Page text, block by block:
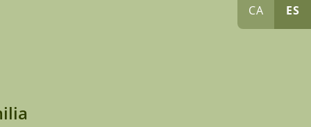
CA ES